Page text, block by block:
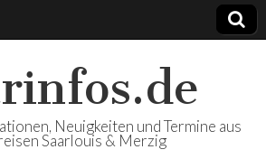
Neuigkeiten und Termine aus
Saarlouis & Merzig